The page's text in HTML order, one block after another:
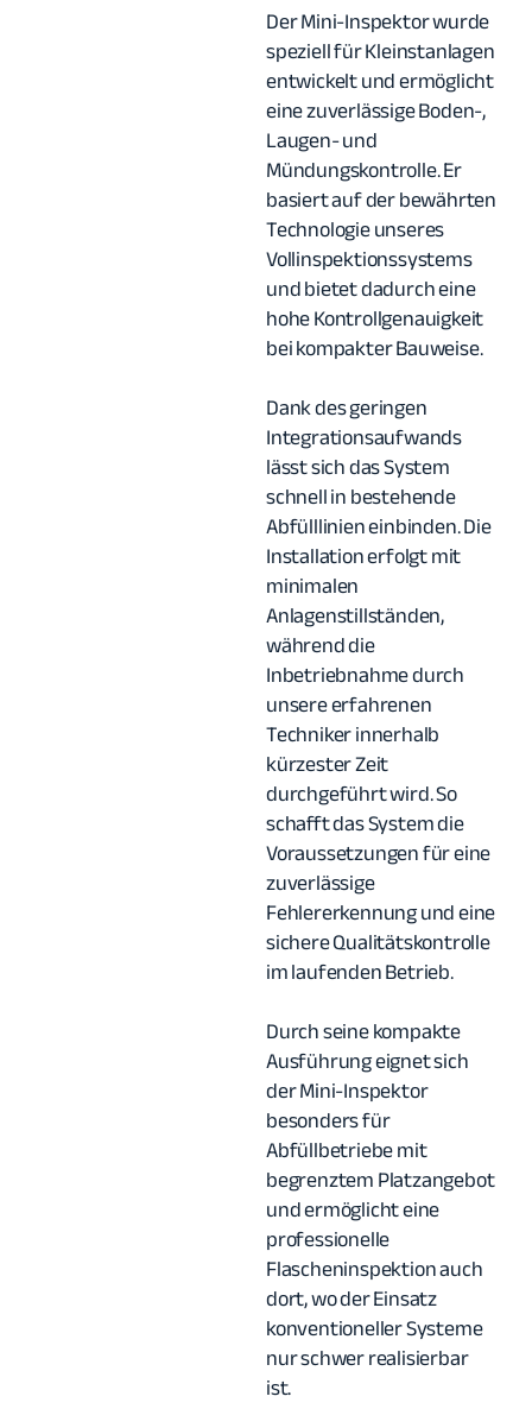
Der Mini-Inspektor wurde
speziell für Kleinstanlagen
entwickelt und ermöglicht
eine zuverlässige Boden-,
Laugen- und
Mündungskontrolle. Er
basiert auf der bewährten
Technologie unseres
Vollinspektionssystems
und bietet dadurch eine
hohe Kontrollgenauigkeit
bei kompakter Bauweise.
Dank des geringen
Integrationsaufwands
lässt sich das System
schnell in bestehende
Abfülllinien einbinden. Die
Installation erfolgt mit
minimalen
Anlagenstillständen,
während die
Inbetriebnahme durch
unsere erfahrenen
Techniker innerhalb
kürzester Zeit
durchgeführt wird. So
schafft das System die
Voraussetzungen für eine
zuverlässige
Fehlererkennung und eine
sichere Qualitätskontrolle
im laufenden Betrieb.
Durch seine kompakte
Ausführung eignet sich
der Mini-Inspektor
besonders für
Abfüllbetriebe mit
begrenztem Platzangebot
und ermöglicht eine
professionelle
Flascheninspektion auch
dort, wo der Einsatz
konventioneller Systeme
nur schwer realisierbar
ist.